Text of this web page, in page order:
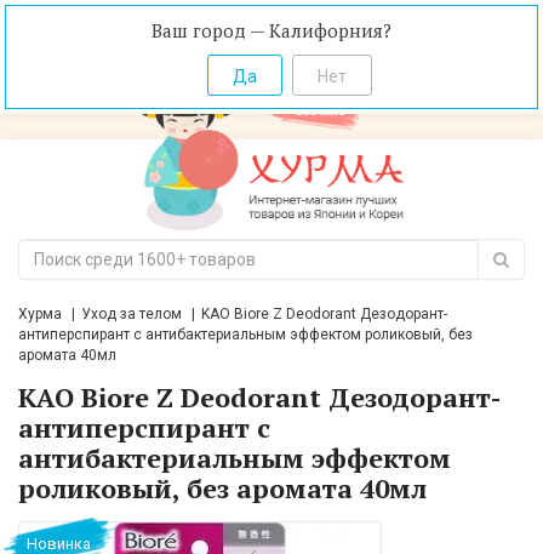
Ваш город — Калифорния?
Хурма Уход за телом
KAO Biore Z Deodorant Дезодорант-
антиперспирант с антибактериальным эффектом роликовый, без
аромата 40мл
KAO Biore Z Deodorant Дезодорант-
антиперспирант с
антибактериальным эффектом
роликовый, без аромата 40мл
Новинка